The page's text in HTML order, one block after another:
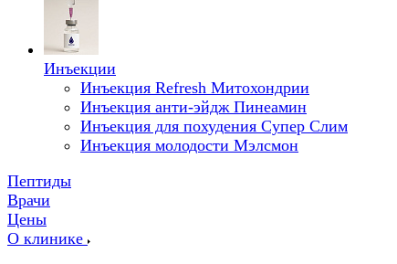
Инъекции
Инъекция Refresh Митохондрии
Инъекция анти-эйдж Пинеамин
Инъекция для похудения Супер Слим
Инъекция молодости Мэлсмон
Пептиды
Врачи
Цены
О клинике